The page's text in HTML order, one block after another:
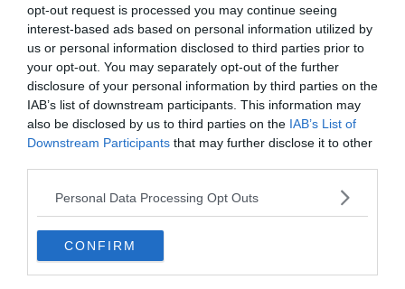
opt-out request is processed you may continue seeing
interest-based ads based on personal information utilized by
us or personal information disclosed to third parties prior to
your opt-out. You may separately opt-out of the further
disclosure of your personal information by third parties on the
IAB’s list of downstream participants. This information may
also be disclosed by us to third parties on the IAB’s List of
Downstream Participants that may further disclose it to other
Personal Data Processing Opt Outs
CONFIRM
Versant sud ou versant nord : lequel
choisir avec des enfants